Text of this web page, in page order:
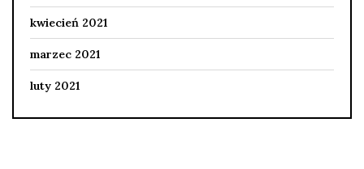
kwiecień 2021
marzec 2021
luty 2021